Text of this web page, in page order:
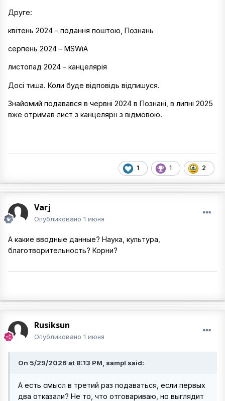
Друге:
квітень 2024 - подання поштою, Познань
серпень 2024 - MSWiA
листопад 2024 - канцелярія
Досі тиша. Коли буде відповідь відпишуся.
Знайомий подавався в червні 2024 в Познані, в липні 2025
вже отримав лист з канцелярії з відмовою.
1 1 2
Varj
Опубликовано 1 июня
А какие вводные данные? Наука, культура,
благотворительность? Корни?
Rusiksun
Опубликовано 1 июня
On 5/29/2026 at 8:13 PM, sampl said:
А есть смысл в третий раз подаваться, если первых
два отказали? Не то, что отговариваю, но выглядит